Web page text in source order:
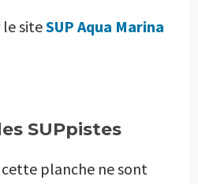
le siteSUP Aqua Marina
SUPpistes
cette planche ne sont